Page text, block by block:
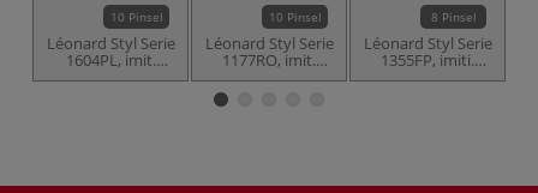
10 Pinsel
Léonard Styl Serie
1604PL, imit.
Marderhaar, flach
10 Pinsel
Léonard Styl Serie
1177RO, imit.
Marderhaar
8 Pinsel
Léonard Styl Serie
1355FP, imiti.
Marderhaar